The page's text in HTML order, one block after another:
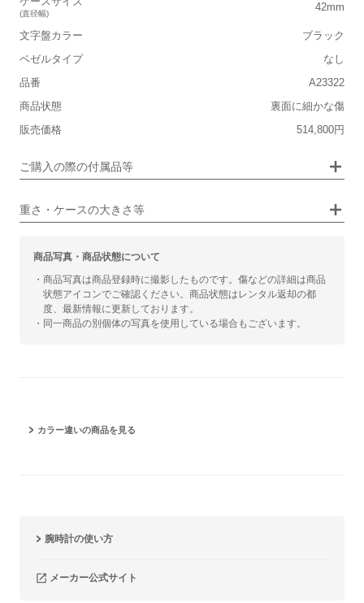
(直径幅)
42mm
文字盤カラー
ブラック
ベゼルタイプ
なし
品番
A23322
商品状態
裏面に細かな傷
販売価格
514,800円
ご購入の際の付属品等
重さ・ケースの大きさ等
■ケースの大きさ
小さい 大きい
■装飾感
カジュアル ビジネス
商品写真・商品状態について
・商品写真は商品登録時に撮影したものです。傷などの詳細は商品
状態アイコンでご確認ください。商品状態はレンタル返却の都
度、最新情報に更新しております。
・同一商品の別個体の写真を使用している場合もございます。
カラー違いの商品を見る
腕時計の使い方
メーカー公式サイト